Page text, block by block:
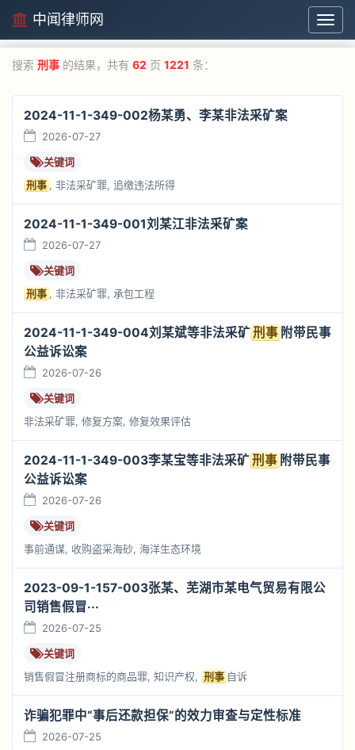
中
闻
网
中闻律师网
搜索 刑事 的结果，共有 62 页 1221 条：
2024-11-1-349-002杨某勇、李某非法采矿案
2026-07-27
关键词
刑事 , 非法采矿罪, 追缴违法所得
2024-11-1-349-001刘某江非法采矿案
2026-07-27
关键词
刑事 , 非法采矿罪, 承包工程
2024-11-1-349-004刘某斌等非法采矿刑事 附带民事
公益诉讼案
2026-07-26
关键词
非法采矿罪, 修复方案, 修复效果评估
2024-11-1-349-003李某宝等非法采矿刑事 附带民事
公益诉讼案
2026-07-26
关键词
事前通谋, 收购盗采海砂, 海洋生态环境
2023-09-1-157-003张某、芜湖市某电气贸易有限公
司销售假冒···
2026-07-25
关键词
销售假冒注册商标的商品罪, 知识产权, 刑事 自诉
诈骗犯罪中“事后还款担保”的效力审查与定性标准
2026-07-25